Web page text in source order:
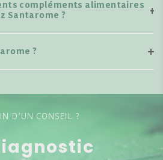
compléments alimentaires
Santarome ?
?
D’UN CONSEIL ?